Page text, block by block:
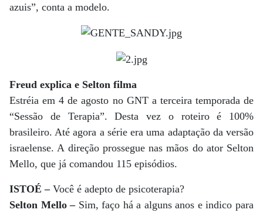
azuis”, conta a modelo.
Freud explica e Selton filma
Estréia em 4 de agosto no GNT a terceira temporada de
“Sessão de Terapia”. Desta vez o roteiro é 100%
brasileiro. Até agora a série era uma adaptação da versão
israelense. A direção prossegue nas mãos do ator Selton
Mello, que já comandou 115 episódios.
ISTOÉ – Você é adepto de psicoterapia?
Selton Mello – Sim, faço há a alguns anos e indico para